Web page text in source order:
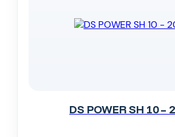
DS POWER SH 10 –